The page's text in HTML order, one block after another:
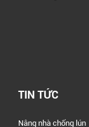
TIN TỨC
Nâng nhà chống lún